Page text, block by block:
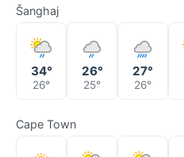
Šanghaj
34°
26°
26°
25°
27°
26°
Cape Town